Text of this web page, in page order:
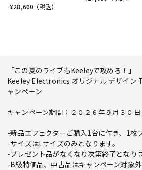
¥28,600 （税込）
「この夏のライブもKeeleyで攻めろ！」
Keeley Electronics オリジナル デザイン
ャンペーン
キャンペーン期間：２０２６年９月３０
-新品エフェクターご購入1台に付き、1枚
-サイズはLサイズのみとなります。
-プレゼント品がなくなり次第終了となりま
-B級特価品、中古品はキャンペーン対象外